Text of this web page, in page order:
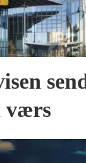
værs